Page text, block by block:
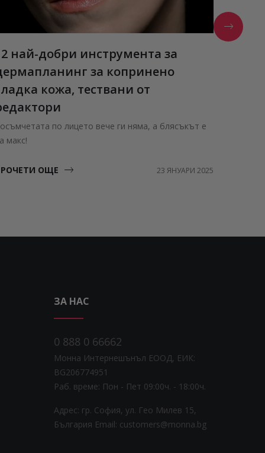
най-добри инструмента за
за копринено
кожа, тествани от
по лицето вече ги няма, а блясъкът е
макс!
ОЩЕ 23 ЯНУАРИ 2025
ЗА НАС
0 888 0 66662
Монна Интернешънъл ЕООД, ЕИК:
BG206774951
Раб. време: Пoн - Пет 09:00ч. - 18:00ч.
Адрес: гр. София, ул. Гео Милев 15,
България Email: customers@monna.bg